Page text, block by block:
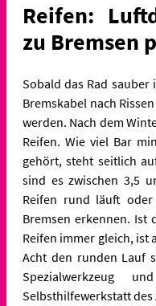
Reifen:
zu Bremsen
Sobald das Rad
Bremskabel nach
werden. Nach dem
Reifen. Wie viel Bar
gehört, steht seitlich
sind es zwischen 3,5
Reifen rund läuft
Bremsen erkennen. Ist
Reifen immer gleich, ist
Acht den runden Lauf
Spezialwerkzeug
Selbsthilfewerkstatt des